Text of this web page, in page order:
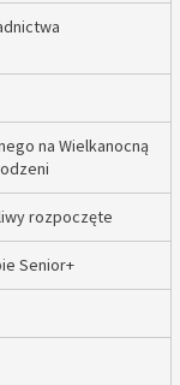
na Wielkanocną
rozpoczęte
Senior+